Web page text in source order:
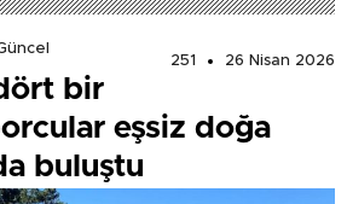
251
26 Nisan 2026
bir
eşsiz doğa
buluştu